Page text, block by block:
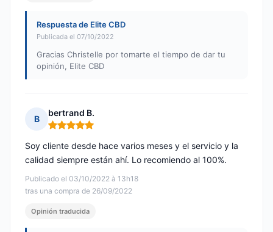
Respuesta de Elite CBD
Publicada el 07/10/2022
Gracias Christelle por tomarte el tiempo de dar tu
opinión, Elite CBD
B
bertrand B.
Nota: 5 de 5
Publicado el 03/10/2022 à 13h18
tras una compra de 26/09/2022
Soy cliente desde hace varios meses y el servicio y la
calidad siempre están ahí. Lo recomiendo al 100%.
Opinión traducida